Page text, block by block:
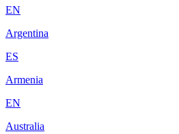
EN
Argentina
ES
Armenia
EN
Australia